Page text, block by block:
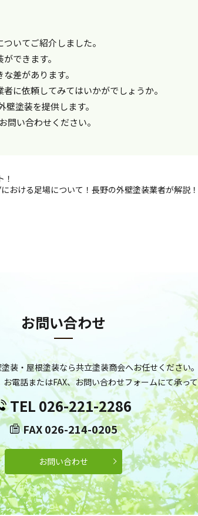
いてご紹介しました。
できます。
差があります。
に依頼してみてはいかがでしょうか。
塗装を提供します。
い合わせください。
おける足場について！長野の外壁塗装業者が解説！
お問い合わせ
装・屋根塗装なら共立塗装商会へお任せください。
電話またはFAX、お問い合わせフォームにて承っ
TEL 026-221-2286
FAX 026-214-0205
お問い合わせ